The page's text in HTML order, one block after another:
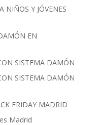
NIÑOS Y JÓVENES
EN
SISTEMA DAMÓN
SISTEMA DAMÓN
FRIDAY MADRID
Madrid